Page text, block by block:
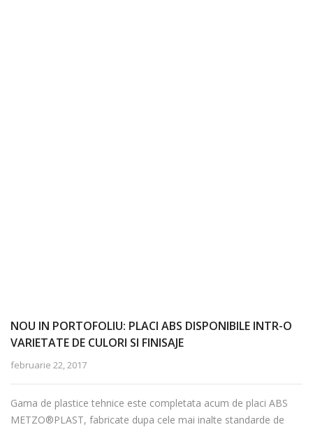
NOU IN PORTOFOLIU: PLACI ABS DISPONIBILE INTR-O
VARIETATE DE CULORI SI FINISAJE
februarie 22, 2017
Gama de plastice tehnice este completata acum de placi ABS
METZO®PLAST, fabricate dupa cele mai inalte standarde de